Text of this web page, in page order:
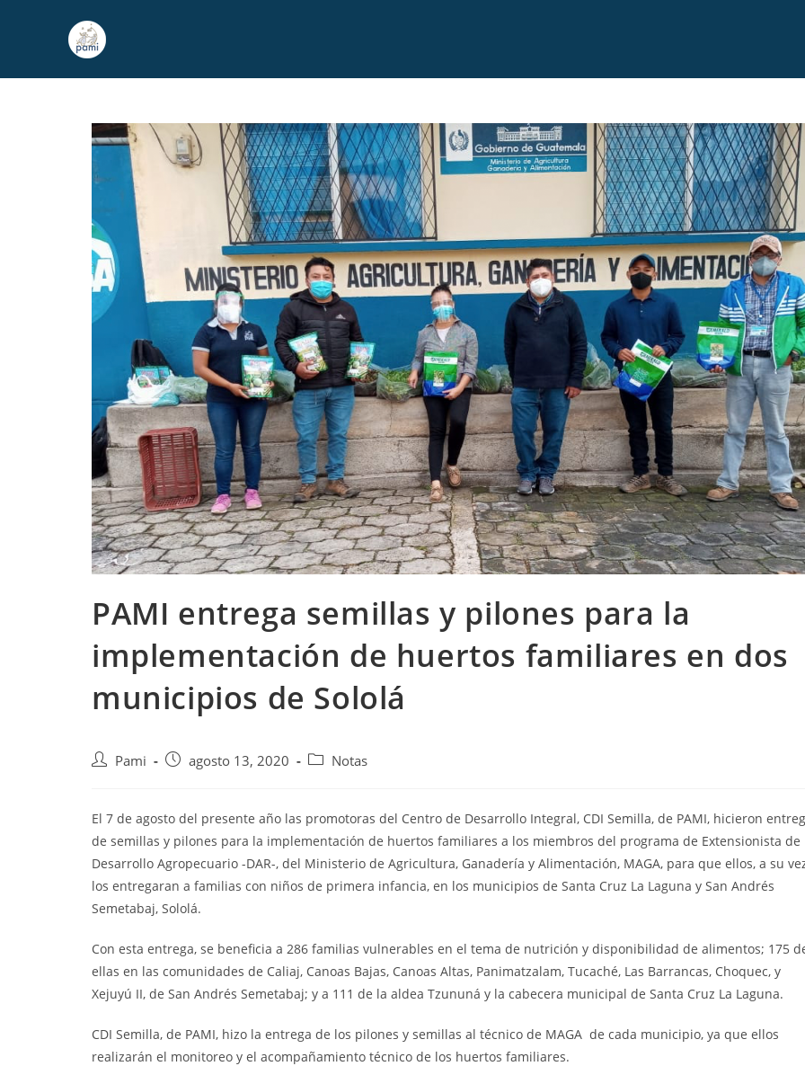
PAMI entrega semillas y pilones para la
implementación de huertos familiares en dos
municipios de Sololá
Pami agosto 13, 2020 Notas
El 7 de agosto del presente año las promotoras del Centro de Desarrollo Integral, CDI Semilla, de PAMI, hicieron
de semillas y pilones para la implementación de huertos familiares a los miembros del programa de Extensionista de
Desarrollo Agropecuario -DAR-, del Ministerio de Agricultura, Ganadería y Alimentación, MAGA, para que ellos, a su
los entregaran a familias con niños de primera infancia, en los municipios de Santa Cruz La Laguna y San Andrés
Semetabaj, Sololá.
Con esta entrega, se beneficia a 286 familias vulnerables en el tema de nutrición y disponibilidad de alimentos; 175
ellas en las comunidades de Caliaj, Canoas Bajas, Canoas Altas, Panimatzalam, Tucaché, Las Barrancas, Choquec, y
Xejuyú II, de San Andrés Semetabaj; y a 111 de la aldea Tzununá y la cabecera municipal de Santa Cruz La Laguna.
CDI Semilla, de PAMI, hizo la entrega de los pilones y semillas al técnico de MAGA de cada municipio, ya que ellos
realizarán el monitoreo y el acompañamiento técnico de los huertos familiares.